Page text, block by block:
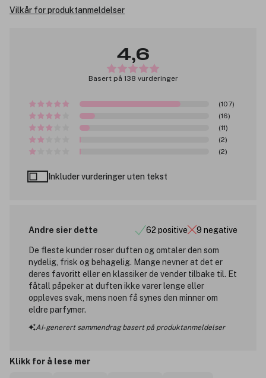
Vilkår for produktanmeldelser
4,6
Basert på 138 vurderinger
(107)
(16)
(11)
(2)
(2)
Inkluder vurderinger uten tekst
Andre sier dette 62 positive 9 negative
De fleste kunder roser duften og omtaler den som
nydelig, frisk og behagelig. Mange nevner at det er
deres favoritt eller en klassiker de vender tilbake til. Et
fåtall påpeker at duften ikke varer lenge eller
oppleves svak, mens noen få synes den minner om
eldre parfymer.
AI-generert sammendrag basert på produktanmeldelser
Klikk for å lese mer